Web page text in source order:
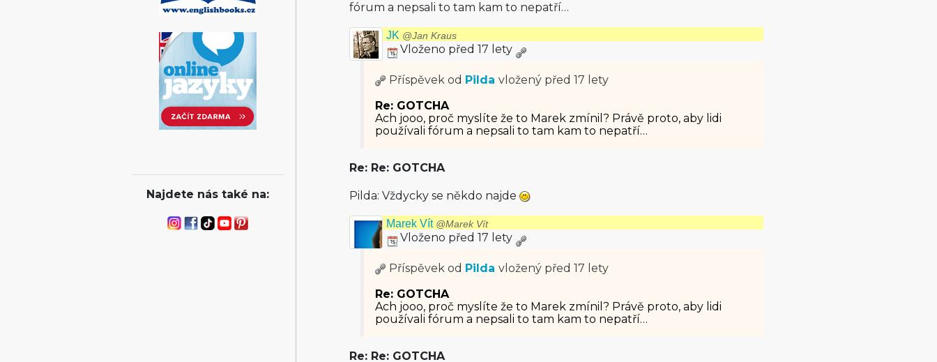
Najdete nás také na:
fórum a nepsali to tam kam to nepatří…
JK @Jan Kraus
Vloženo před 17 lety
Příspěvek od Pilda vložený před 17 lety
Re: GOTCHA
Ach jooo, proč myslíte že to Marek zmínil? Právě proto, aby lidi
používali fórum a nepsali to tam kam to nepatří…
Re: Re: GOTCHA
Pilda: Vždycky se někdo najde
Marek Vít @Marek Vít
Vloženo před 17 lety
Příspěvek od Pilda vložený před 17 lety
Re: GOTCHA
Ach jooo, proč myslíte že to Marek zmínil? Právě proto, aby lidi
používali fórum a nepsali to tam kam to nepatří…
Re: Re: GOTCHA